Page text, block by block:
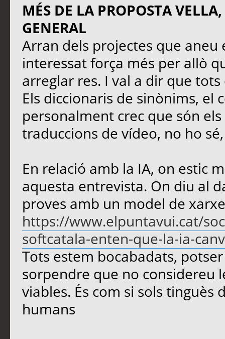
MÉS DE LA PROPOSTA
GENERAL
Arran dels projectes que
interessat força més per allò
arreglar res. I val a dir que
Els diccionaris de sinònims,
personalment crec que són
traduccions de vídeo, no ho
En relació amb la IA, on estic
aquesta entrevista. On diu al
proves amb un model de
https://www.elpuntavui.cat/
softcatala-enten-que-la-ia-
Tots estem bocabadats,
sorpendre que no considereu
viables. És com si sols tinguès
humans